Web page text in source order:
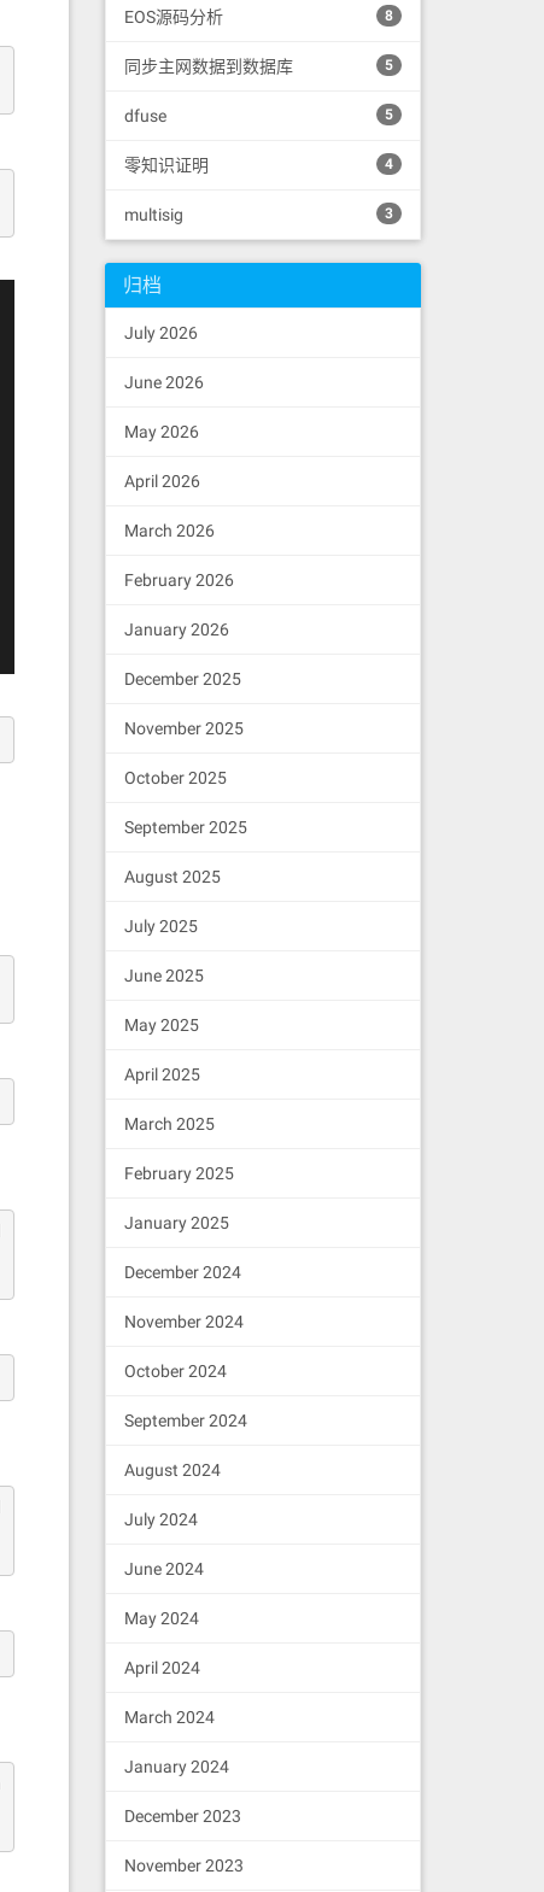
EOS源码分析 8
同步主网数据到数据库 5
dfuse 5
零知识证明 4
multisig 3
归档
July 2026
June 2026
May 2026
April 2026
March 2026
February 2026
January 2026
December 2025
November 2025
October 2025
September 2025
August 2025
July 2025
June 2025
May 2025
April 2025
March 2025
February 2025
January 2025
December 2024
November 2024
October 2024
September 2024
August 2024
July 2024
June 2024
May 2024
April 2024
March 2024
January 2024
December 2023
November 2023